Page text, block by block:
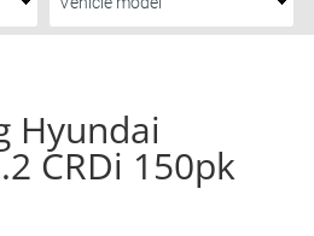
Hyundai
CRDi 150pk